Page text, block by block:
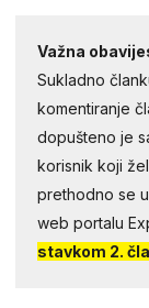
Važna
Sukladno
komentiranje
dopušteno je
korisnik koji
prethodno se
web portalu
stavkom 2.